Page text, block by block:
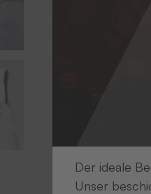
Der ideale
Unser